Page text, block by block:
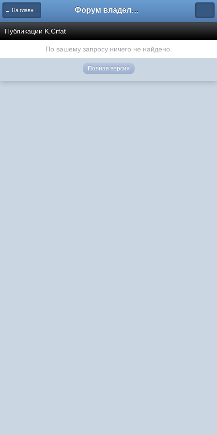
← На главную Форум владельцев интернет-магазинов
Публикации K.Crfat
По вашему запросу ничего не найдено.
Полная версия